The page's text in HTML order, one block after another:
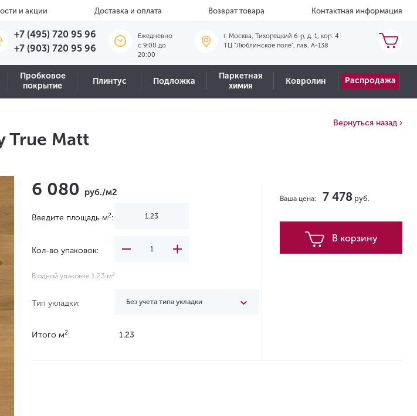
и акции Доставка и оплата Возврат товара Контактная информация
+7 (495) 720 95 96
+7 (903) 720 95 96
Ежедневно
c 9:00 до
20:00
г. Москва, Тихорецкий б-р, д. 1, кор. 4
ТЦ "Люблинское поле", пав. А-138
Пробковое
покрытие
Плинтус Подложка
Паркетная
химия
Ковролин Распродажа
True Matt
Вернуться назад ›
6 080 руб./м2
Введите площадь м2:
Кол-во упаковок:
В одной упаковке 1.23 м 2
Тип укладки: Без учета типа укладки
Итого м2: 1.23
Ваша цена: 7 478 руб.
В корзину